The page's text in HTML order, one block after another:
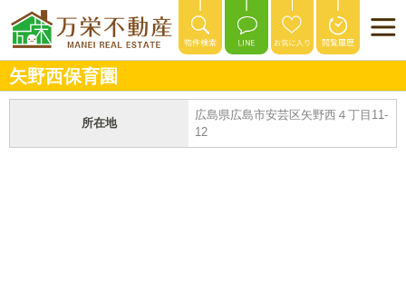
矢野西保育園
所在地
広島県広島市安芸区矢野西４丁目11-
12